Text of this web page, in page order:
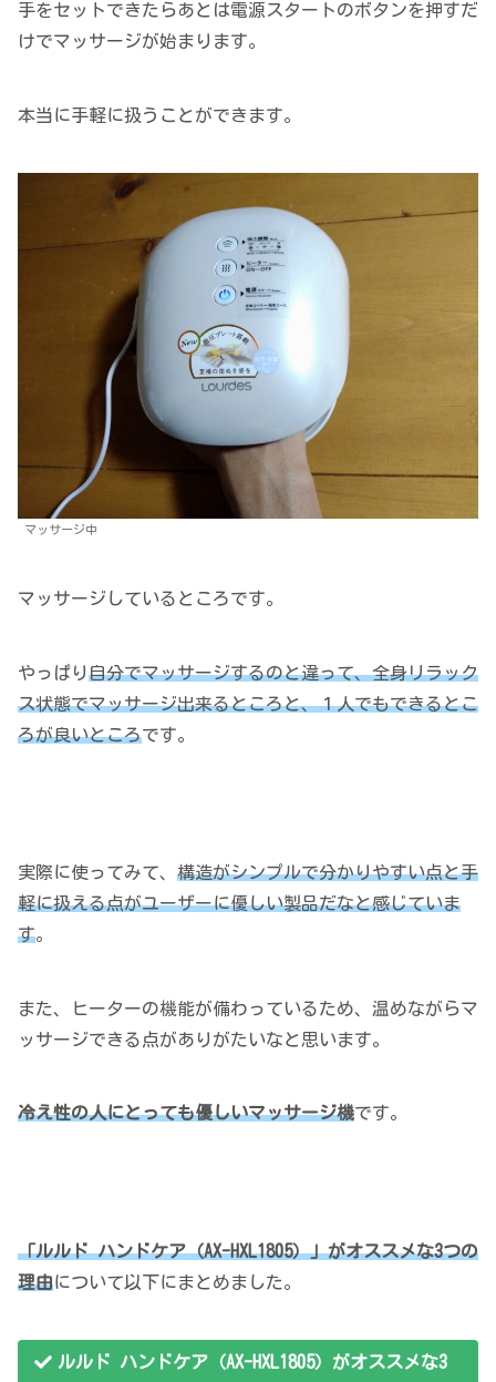
手をセットできたらあとは電源スタートのボタンを押すだ
けでマッサージが始まります。
本当に手軽に扱うことができます。
マッサージ中
マッサージしているところです。
やっぱり自分でマッサージするのと違って、全身リラック
ス状態でマッサージ出来るところと、１人でもできるとこ
ろが良いところです。
実際に使ってみて、 構造がシンプルで分かりやすい点と手
軽に扱える点がユーザーに優しい製品だなと感じていま
す。
また、ヒーターの機能が備わっているため、温めながらマ
ッサージできる点がありがたいなと思います。
冷え性の人にとっても優しいマッサージ機です。
「ルルド ハンドケア（AX-HXL1805）」がオススメな3つの
理由について以下にまとめました。
ルルド ハンドケア（AX-HXL1805）がオススメな3